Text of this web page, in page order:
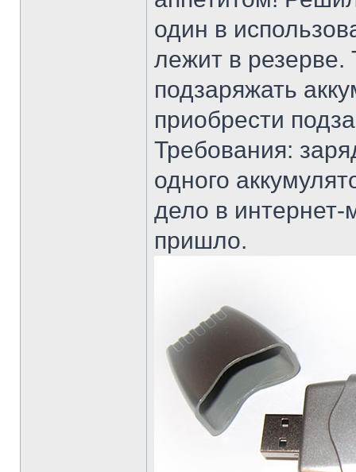
один в
лежит в резерве.
подзаряжать
приобрести
Требования:
одного
дело в интернет-
пришло.